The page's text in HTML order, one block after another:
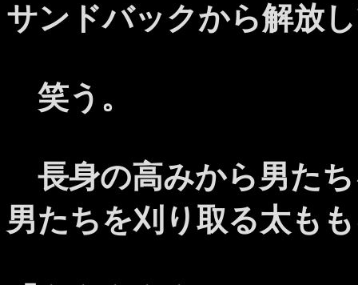
サンドバックから解放
笑う。
長身の高みから男た
男たちを刈り取る太も